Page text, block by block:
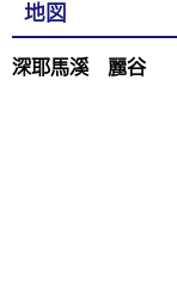
地図
深耶馬溪 麗谷